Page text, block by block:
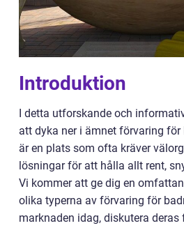
Introduktion
I detta utforskande och
att dyka ner i ämnet förvaring
är en plats som ofta kräver
lösningar för att hålla allt rent,
Vi kommer att ge dig en
olika typerna av förvaring för
marknaden idag, diskutera